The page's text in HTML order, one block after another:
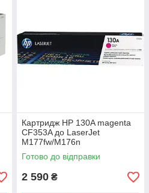
Картридж HP 130A magenta
CF353A до LaserJet
M177fw/M176n
Готово до відправки
2 590 ₴